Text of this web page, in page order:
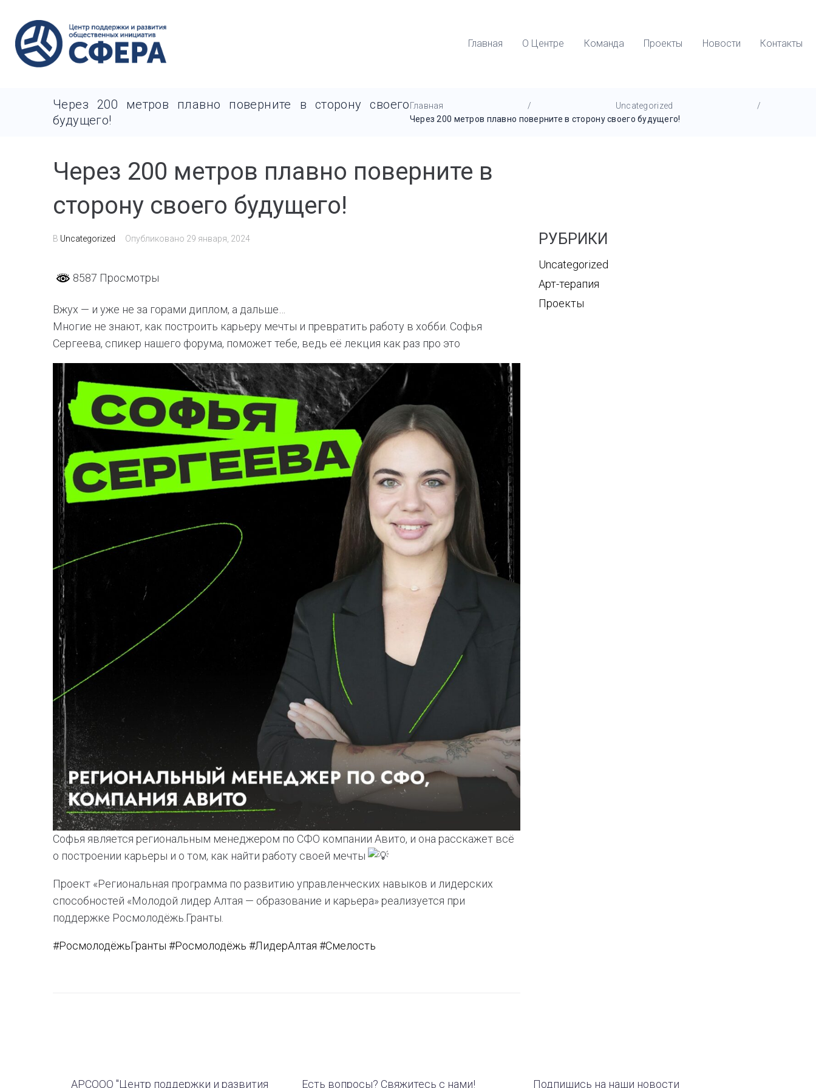
Главная О Центре Команда Проекты Новости Контакты
Через 200 метров плавно поверните в сторону своего
будущего!
Главная / Uncategorized
/
Через 200 метров плавно поверните в сторону своего будущего!
Через 200 метров плавно поверните в
сторону своего будущего!
В Uncategorized Опубликовано 29 января, 2024
8587 Просмотры
Вжух — и уже не за горами диплом, а дальше…
Многие не знают, как построить карьеру мечты и превратить работу в хобби. Софья
Сергеева, спикер нашего форума, поможет тебе, ведь её лекция как раз про это
Софья является региональным менеджером по СФО компании Авито, и она расскажет всё
о построении карьеры и о том, как найти работу своей мечты
Проект «Региональная программа по развитию управленческих навыков и лидерских
способностей «Молодой лидер Алтая — образование и карьера» реализуется при
поддержке Росмолодёжь.Гранты.
#РосмолодёжьГранты #Росмолодёжь #ЛидерАлтая #Смелость
РУБРИКИ
Uncategorized
Арт-терапия
Проекты
АРСООО "Центр поддержки и развития Есть вопросы? Свяжитесь с нами! Подпишись на наши новости